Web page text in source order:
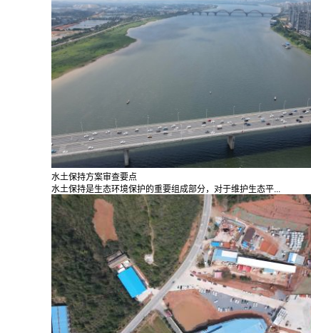
水土保持方案审查要点
水土保持是生态环境保护的重要组成部分，对于维护生态平...